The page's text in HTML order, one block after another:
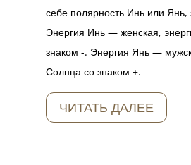
себе полярность Инь или Янь,
Энергия Инь — женская,
знаком -. Энергия Янь —
Солнца со знаком +.
ЧИТАТЬ ДАЛЕЕ